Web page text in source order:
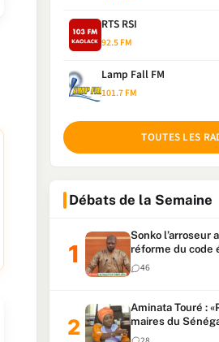
RTS RSI
92.5 FM
Lamp Fall FM
101.7 FM
TOUTES LES
Débats de la Semaine
Sonko l’arroseur
réforme du code
candidature
46
Aminata Touré :
maires du
Kiiraay»